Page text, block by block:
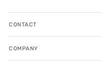
CONTACT
COMPANY